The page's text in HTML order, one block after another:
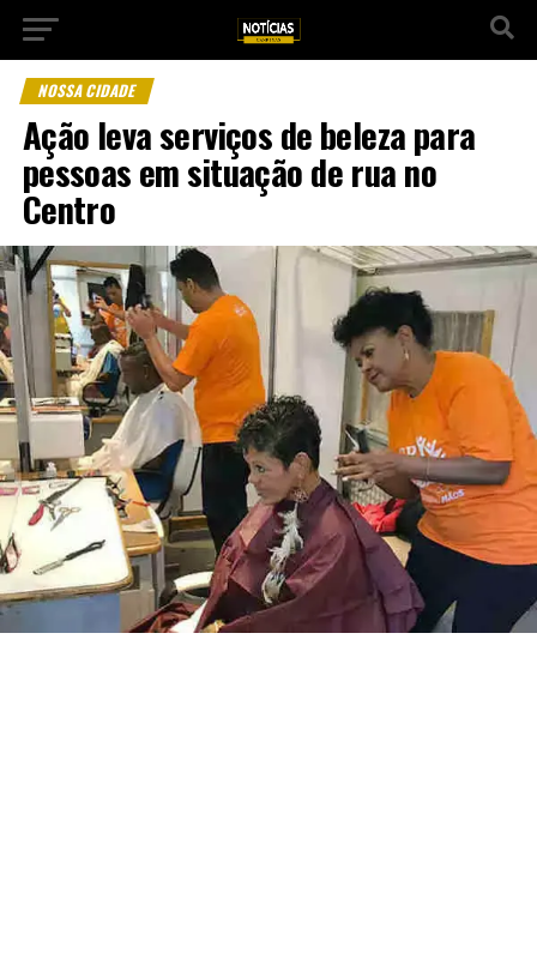
NOSSA CIDADE
Ação leva serviços de beleza para
pessoas em situação de rua no
Centro